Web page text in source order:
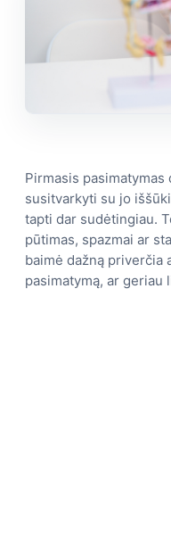
Pirmasis
susitvarkyti su jo
tapti dar sudėtingiau.
pūtimas, spazmai ar
baimė dažną
pasimatymą, ar geriau